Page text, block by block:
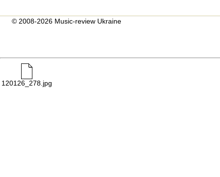
© 2008-2026 Music-review Ukraine
120126_278.jpg